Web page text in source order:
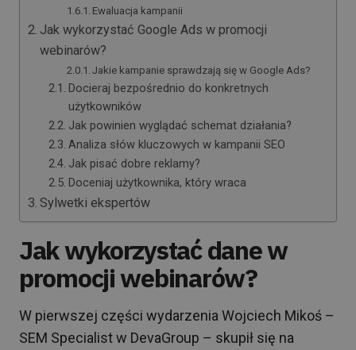
Ewaluacja kampanii
Jak wykorzystać Google Ads w promocji
webinarów?
Jakie kampanie sprawdzają się w Google Ads?
Docieraj bezpośrednio do konkretnych
użytkowników
Jak powinien wyglądać schemat działania?
Analiza słów kluczowych w kampanii SEO
Jak pisać dobre reklamy?
Doceniaj użytkownika, który wraca
Sylwetki ekspertów
Jak wykorzystać dane w
promocji webinarów?
W pierwszej części wydarzenia Wojciech Mikoś –
SEM Specialist w DevaGroup – skupił się na